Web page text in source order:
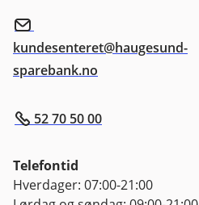
kundesenteret@haugesund-
sparebank.no
52 70 50 00
Telefontid
Hverdager: 07:00-21:00